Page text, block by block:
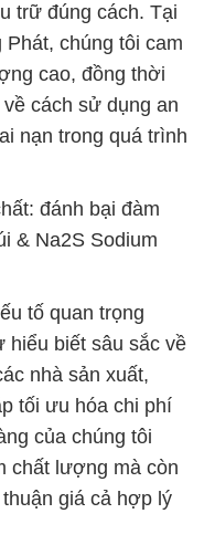
trữ đúng cách. Tại
chúng tôi cam
cao, đồng thời
cách sử dụng an
nạn trong quá trình
đánh bại đàm
& Na2S Sodium
tố quan trọng
hiểu biết sâu sắc về
nhà sản xuất,
tối ưu hóa chi phí
của chúng tôi
chất lượng mà còn
giá cả hợp lý